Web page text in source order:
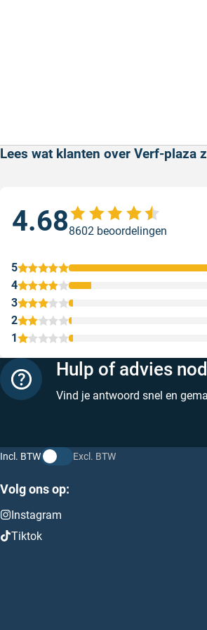
Lees wat klanten over Verf-plaza
4.688602 beoordelingen
1
2
3
4
5
Hulp of advies
Vind je antwoord snel en
Incl. BTW Excl. BTW
Volg ons op:
Instagram
Tiktok